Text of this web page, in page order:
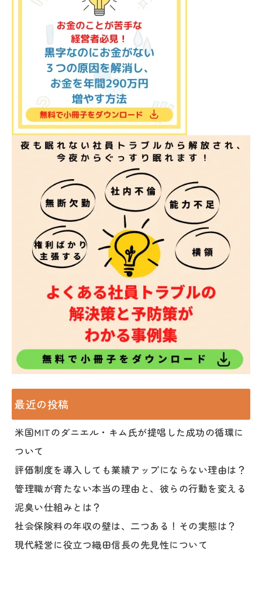
最近の投稿
米国MITのダニエル・キム氏が提唱した成功の循環に
ついて
評価制度を導入しても業績アップにならない理由は？
管理職が育たない本当の理由と、彼らの行動を変える
泥臭い仕組みとは？
社会保険料の年収の壁は、二つある！その実態は？
現代経営に役立つ織田信長の先見性について